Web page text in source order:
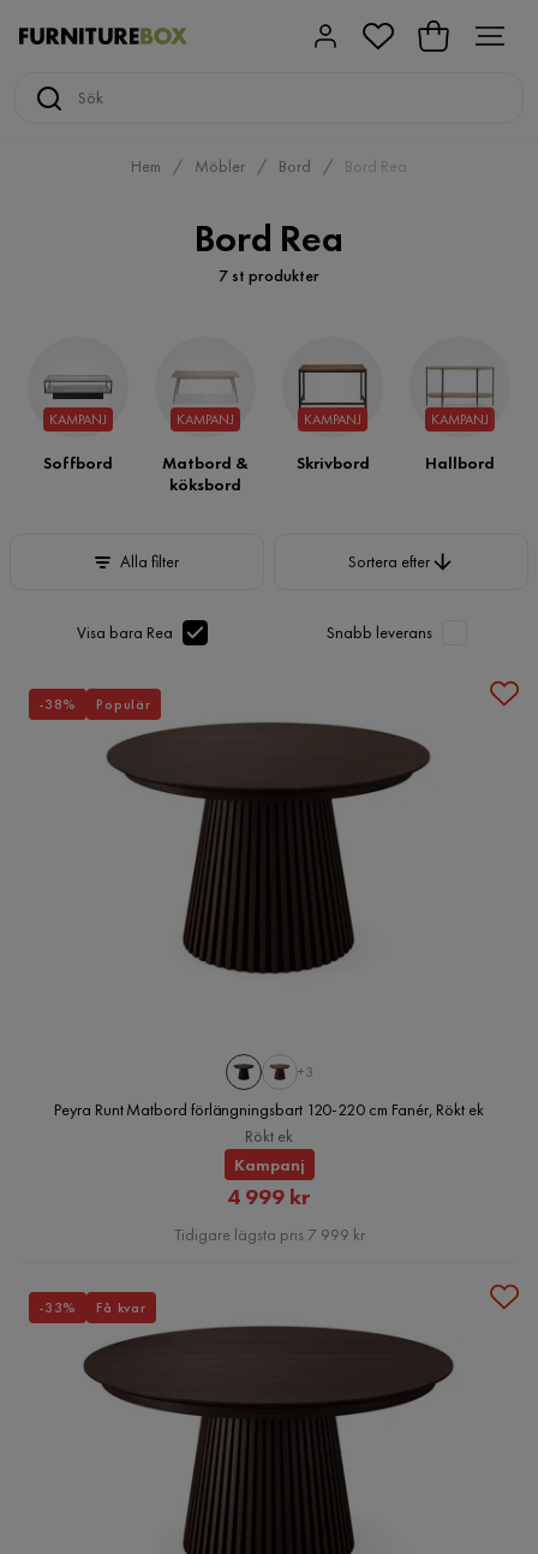
Hem Möbler Bord Bord Rea
Bord Rea
7 st produkter
KAMPANJ
Soffbord
KAMPANJ
Matbord &
köksbord
KAMPANJ
Skrivbord
KAMPANJ
Hallbord
Alla filter Sortera efter
Visa bara Rea Snabb leverans
+3
Peyra Runt Matbord förlängningsbart 120-220 cm Fanér, Rökt ek
Rökt ek
Kampanj
Rabatterat
Pris
4 999 kr
Tidigare lägsta pris 7 999 kr
-38% Populär
-33% Få kvar